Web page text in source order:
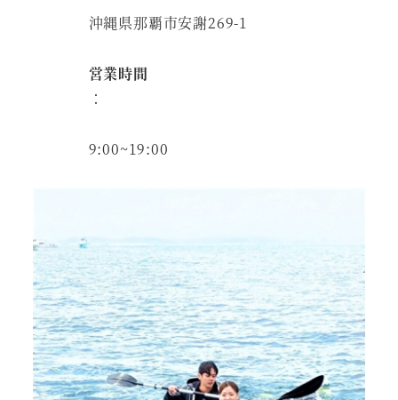
沖縄県那覇市安謝269-1
営業時間
：
9:00~19:00